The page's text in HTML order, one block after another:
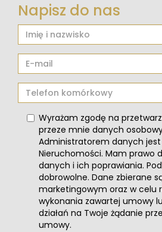
Napisz do nas
Wyrażam zgodę na
przeze mnie danych
Administratorem danych jest
Nieruchomości. Mam prawo
danych i ich poprawiania.
dobrowolne. Dane zbierane
marketingowym oraz w celu
wykonania zawartej umowy
działań na Twoje żądanie
umowy.